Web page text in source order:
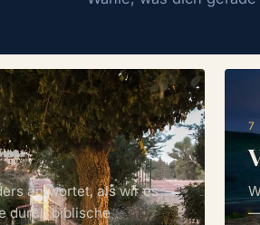
antwortet, als wir es
durch biblische
7
—